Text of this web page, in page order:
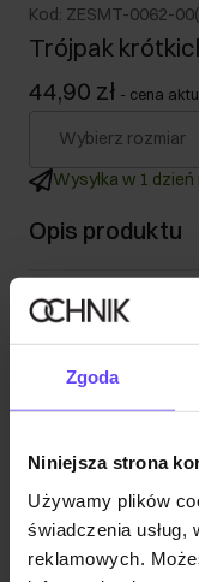
Zgoda
Niniejsza strona
Używamy plików
świadczenia
reklamowych.
Kod: ZESMT-0062-
Trójpak
44,90 zł - cena
Wybierz rozmiar
Wysyłka w 1
Opis produktu
Szczegóły
Skład
Opinie